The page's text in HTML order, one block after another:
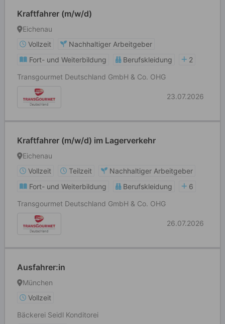
Kraftfahrer (m/w/d)
Eichenau
Vollzeit
Nachhaltiger Arbeitgeber
Fort- und Weiterbildung
Berufskleidung
2
Transgourmet Deutschland GmbH & Co. OHG
23.07.2026
Kraftfahrer (m/w/d) im Lagerverkehr
Eichenau
Vollzeit
Teilzeit
Nachhaltiger Arbeitgeber
Fort- und Weiterbildung
Berufskleidung
6
Transgourmet Deutschland GmbH & Co. OHG
26.07.2026
Ausfahrer:in
München
Vollzeit
Bäckerei Seidl Konditorei